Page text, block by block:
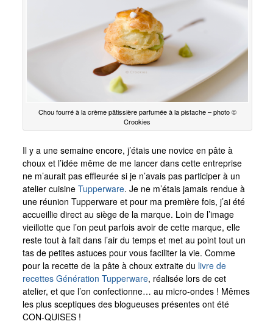
Chou fourré à la crème pâtissière parfumée à la pistache – photo ©
Crookies
Il y a une semaine encore, j’étais une novice en pâte à
choux et l’idée même de me lancer dans cette entreprise
ne m’aurait pas effleurée si je n’avais pas participer à un
atelier cuisine Tupperware. Je ne m’étais jamais rendue à
une réunion Tupperware et pour ma première fois, j’ai été
accueillie direct au siège de la marque. Loin de l’image
vieillotte que l’on peut parfois avoir de cette marque, elle
reste tout à fait dans l’air du temps et met au point tout un
tas de petites astuces pour vous faciliter la vie. Comme
pour la recette de la pâte à choux extraite du livre de
recettes Génération Tupperware, réalisée lors de cet
atelier, et que l’on confectionne… au micro-ondes ! Mêmes
les plus sceptiques des blogueuses présentes ont été
CON-QUISES !